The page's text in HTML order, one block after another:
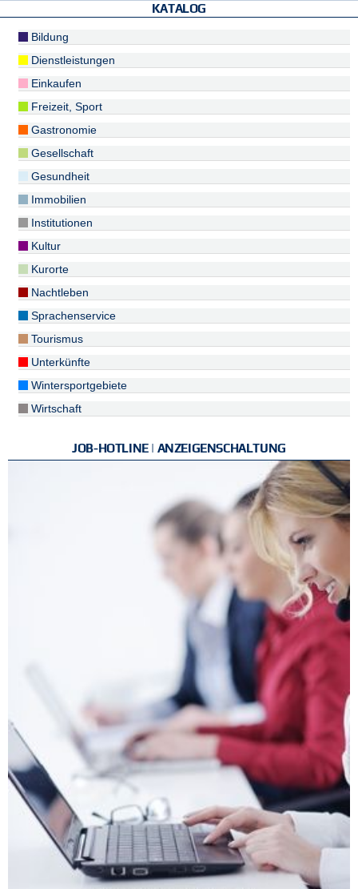
KATALOG
Bildung
Dienstleistungen
Einkaufen
Freizeit, Sport
Gastronomie
Gesellschaft
Gesundheit
Immobilien
Institutionen
Kultur
Kurorte
Nachtleben
Sprachenservice
Tourismus
Unterkünfte
Wintersportgebiete
Wirtschaft
JOB-HOTLINE | ANZEIGENSCHALTUNG